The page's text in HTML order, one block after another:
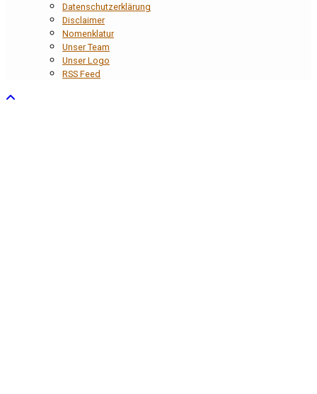
Datenschutzerklärung
Disclaimer
Nomenklatur
Unser Team
Unser Logo
RSS Feed